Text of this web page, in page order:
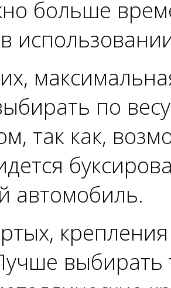
больше
по
так как,
автомобиль.
выбирать